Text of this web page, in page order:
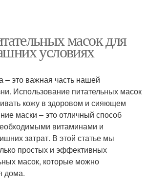
масок для
условиях
– это важная часть нашей
Использование питательных масок
кожу в здоровом и сияющем
маски – это отличный способ
витаминами и
затрат. В этой статье мы
простых и эффективных
масок, которые можно
дома.